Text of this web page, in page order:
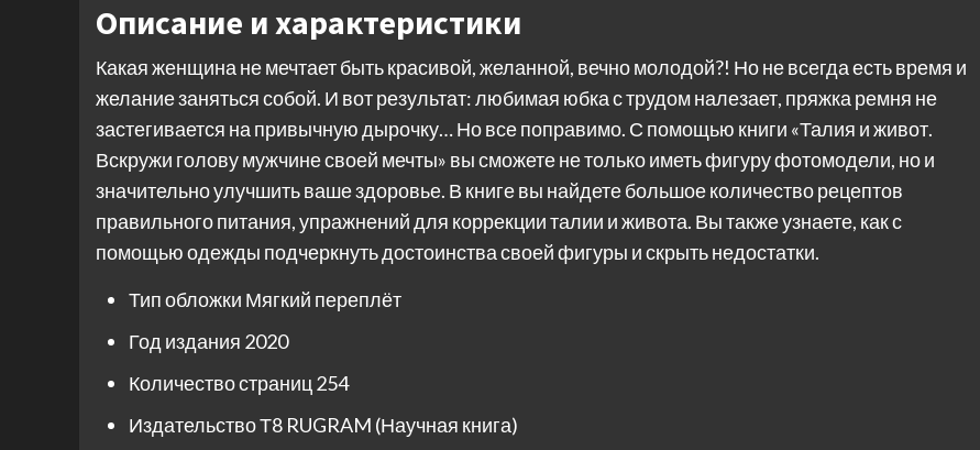
Описание и характеристики
Какая женщина не мечтает быть красивой, желанной, вечно молодой?! Но не всегда есть время и
желание заняться собой. И вот результат: любимая юбка с трудом налезает, пряжка ремня не
застегивается на привычную дырочку… Но все поправимо. С помощью книги «Талия и живот.
Вскружи голову мужчине своей мечты» вы сможете не только иметь фигуру фотомодели, но и
значительно улучшить ваше здоровье. В книге вы найдете большое количество рецептов
правильного питания, упражнений для коррекции талии и живота. Вы также узнаете, как с
помощью одежды подчеркнуть достоинства своей фигуры и скрыть недостатки.
Тип обложки Мягкий переплёт
Год издания 2020
Количество страниц254
ИздательствоТ8 RUGRAM (Научная книга)